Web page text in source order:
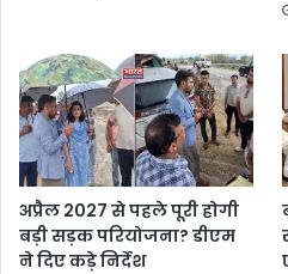
अप्रैल 2027 से पहले पूरी होगी
बड़ी सड़क परियोजना? डीएम
ने दिए कड़े निर्देश